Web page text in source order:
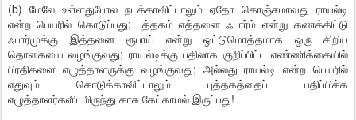
(b) மேலே உள்ளதுபோல நடக்காவிட்டாலும் ஏதோ கொஞ்சமாவது ராயல்டி
என்ற பெயரில் கொடுப்பது; புத்தகம் எத்தனை ஃபார்ம் என்று கணக்கிட்டு
ஃபார்முக்கு இத்தனை ரூபாய் என்று ஒட்டுமொத்தமாக ஒரு சிறிய
தொகையை வழங்குவது; ராயல்டிக்கு பதிலாக குறிப்பிட்ட எண்ணிக்கையில்
பிரதிகளை எழுத்தாளருக்கு வழங்குவது; அல்லது ராயல்டி என்ற பெயரில்
எதுவும் கொடுக்காவிட்டாலும் புத்தகத்தைப் பதிப்பிக்க
எழுத்தாளர்களிடமிருந்து காசு கேட்காமல் இருப்பது!